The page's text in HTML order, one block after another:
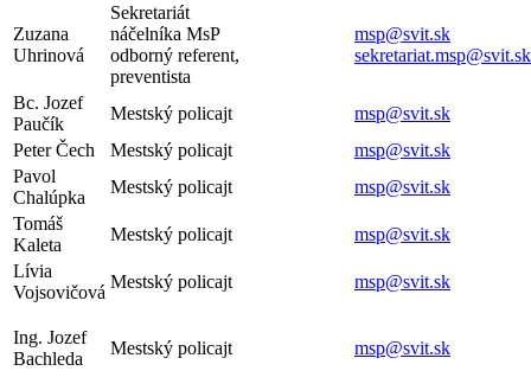
Zuzana
Uhrinová
Sekretariát
náčelníka MsP
odborný referent,
preventista
msp@svit.sk
sekretariat.msp@svit.sk
Bc. Jozef
Paučík
Mestský policajt
msp@svit.sk
Peter Čech
Mestský policajt
msp@svit.sk
Pavol
Chalúpka
Mestský policajt
msp@svit.sk
Tomáš
Kaleta
Mestský policajt
msp@svit.sk
Lívia
Vojsovičová
Mestský policajt msp@svit.sk
Ing. Jozef
Bachleda
Mestský policajt msp@svit.sk